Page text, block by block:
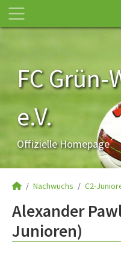
FC
e.V.
Offizielle Homepage
Nachwuchs C2-
Alexander
Junioren)